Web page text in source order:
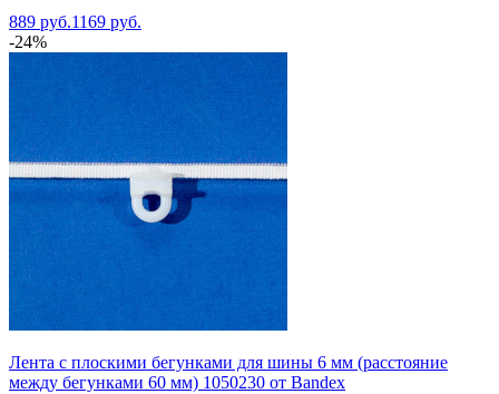
889 руб.1169 руб.
-24%
Лента с плоскими бегунками для шины 6 мм (расстояние
между бегунками 60 мм) 1050230 от Bandex